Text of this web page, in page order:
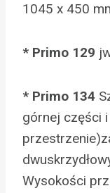
1045 x 450
* Primo 129
* Primo 134
górnej części i
Wysokości